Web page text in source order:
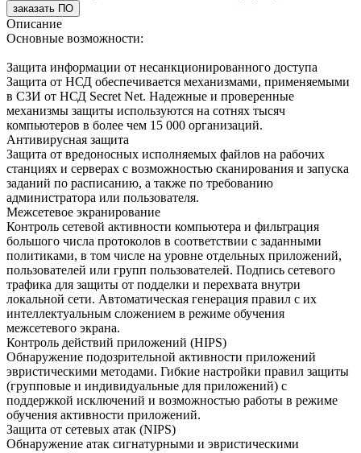
заказать ПО
Описание
Основные возможности:
Защита информации от несанкционированного доступа
Защита от НСД обеспечивается механизмами, применяемыми
в СЗИ от НСД Secret Net. Надежные и проверенные
механизмы защиты используются на сотнях тысяч
компьютеров в более чем 15 000 организаций.
Антивирусная защита
Защита от вредоносных исполняемых файлов на рабочих
станциях и серверах с возможностью сканирования и запуска
заданий по расписанию, а также по требованию
администратора или пользователя.
Межсетевое экранирование
Контроль сетевой активности компьютера и фильтрация
большого числа протоколов в соответствии с заданными
политиками, в том числе на уровне отдельных приложений,
пользователей или групп пользователей. Подпись сетевого
трафика для защиты от подделки и перехвата внутри
локальной сети. Автоматическая генерация правил с их
интеллектуальным сложением в режиме обучения
межсетевого экрана.
Контроль действий приложений (HIPS)
Обнаружение подозрительной активности приложений
эвристическими методами. Гибкие настройки правил защиты
(групповые и индивидуальные для приложений) с
поддержкой исключений и возможностью работы в режиме
обучения активности приложений.
Защита от сетевых атак (NIPS)
Обнаружение атак сигнатурными и эвристическими